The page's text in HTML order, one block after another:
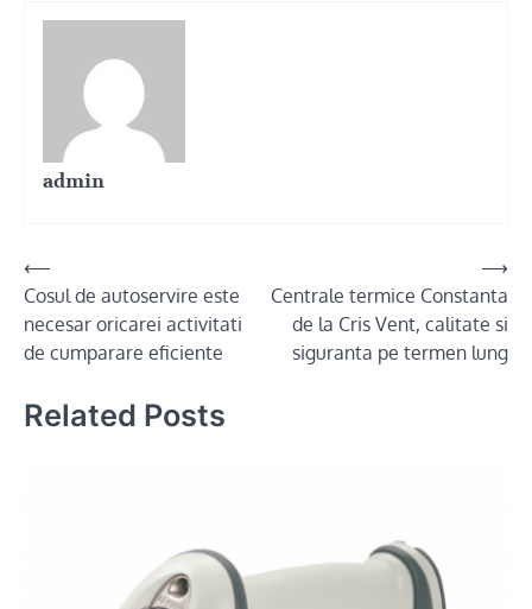
admin
Post
navigation
⟵
Cosul de autoservire este
necesar oricarei activitati
de cumparare eficiente
Centrale termice Constanta
de la Cris Vent, calitate si
siguranta pe termen lung
⟶
Related Posts